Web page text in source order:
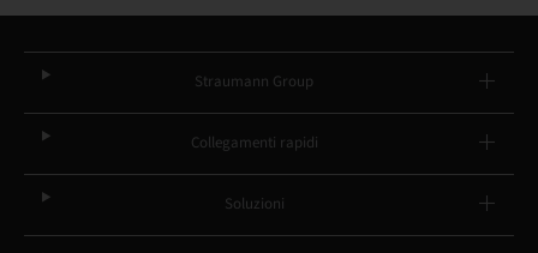
Straumann Group
Collegamenti rapidi
Soluzioni